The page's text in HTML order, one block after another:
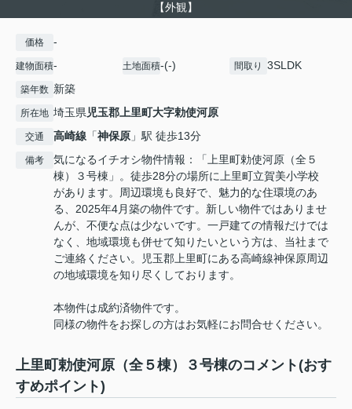
【外観】
価格 -
建物面積- 土地面積-(-) 間取り 3SLDK
築年数 新築
所在地 埼玉県児玉郡上里町大字勅使河原
交通 高崎線 「神保原 」駅 徒歩13分
備考
気になるイチオシ物件情報：「上里町勅使河原（全５
棟）３号棟」。徒歩28分の場所に上里町立賀美小学校
があります。周辺環境も良好で、魅力的な住環境のあ
る、2025年4月築の物件です。新しい物件ではありませ
んが、不便な点は少ないです。一戸建ての情報だけでは
なく、地域環境も併せて知りたいという方は、当社まで
ご連絡ください。児玉郡上里町にある高崎線神保原周辺
の地域環境を知り尽くしております。
本物件は成約済物件です。
同様の物件をお探しの方はお気軽にお問合せください。
上里町勅使河原（全５棟）３号棟のコメント(おす
すめポイント)